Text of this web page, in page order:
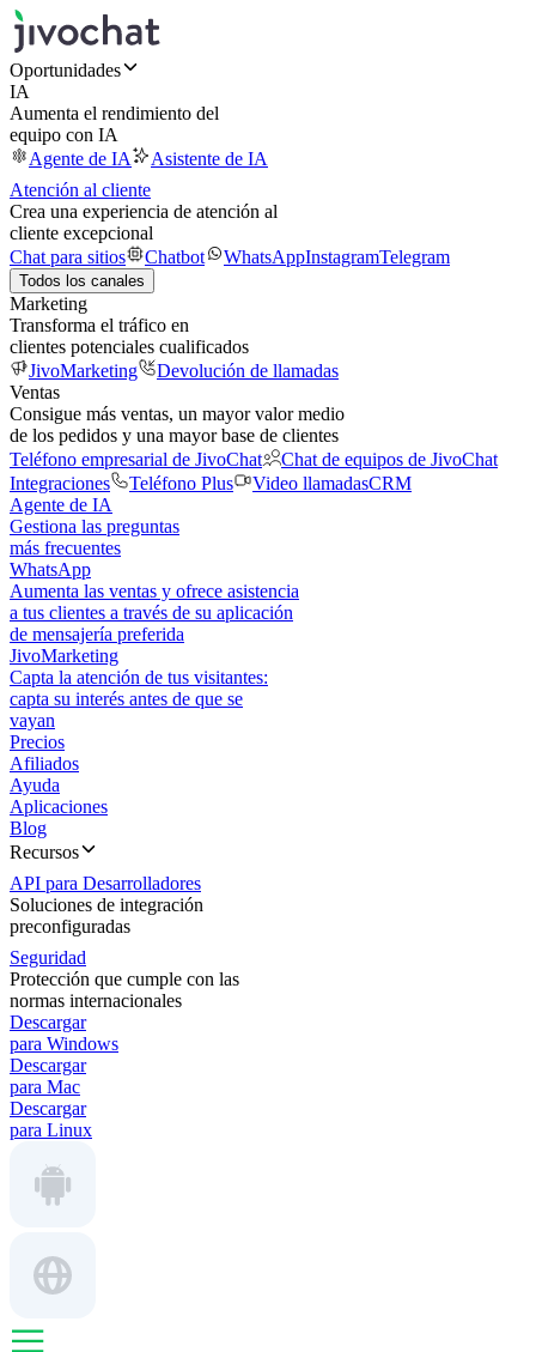
Oportunidades
IA
Aumenta el rendimiento del
equipo con IA
Agente de IA
Asistente de IA
Atención al cliente
Crea una experiencia de atención al
cliente excepcional
Chat para sitios
Chatbot WhatsAppInstagramTelegram
Todos los canales
Marketing
Transforma el tráfico en
clientes potenciales cualificados
JivoMarketing
Devolución de llamadas
Ventas
Consigue más ventas, un mayor valor medio
de los pedidos y una mayor base de clientes
Teléfono empresarial de JivoChat
Chat de equipos de JivoChat
Integraciones
Teléfono Plus Video llamadasCRM
Agente de IA
Gestiona las preguntas
más frecuentes
WhatsApp
Aumenta las ventas y ofrece asistencia
a tus clientes a través de su aplicación
de mensajería preferida
JivoMarketing
Capta la atención de tus visitantes:
capta su interés antes de que se
vayan
Precios
Afiliados
Ayuda
Aplicaciones
Blog
Recursos
API para Desarrolladores
Soluciones de integración
preconfiguradas
Seguridad
Protección que cumple con las
normas internacionales
Descargar
para Windows
Descargar
para Mac
Descargar
para Linux